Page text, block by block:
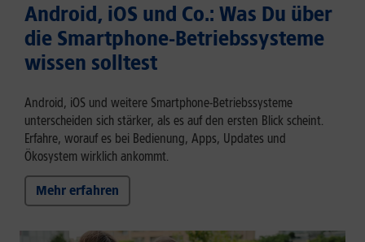
Android, iOS und Co.: Was Du über
die Smartphone-Betriebssysteme
wissen solltest
Android, iOS und weitere Smartphone-Betriebssysteme
unterscheiden sich stärker, als es auf den ersten Blick scheint.
Erfahre, worauf es bei Bedienung, Apps, Updates und
Ökosystem wirklich ankommt.
Mehr erfahren